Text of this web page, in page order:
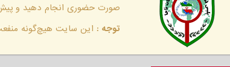
صورت حضوری انجام دهید و پیش
توجه : این سایت هیچ‌گونه